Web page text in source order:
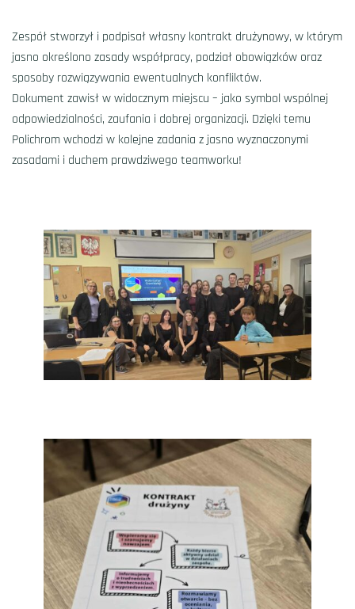
Zespół stworzył i podpisał własny kontrakt drużynowy, w którym
jasno określono zasady współpracy, podział obowiązków oraz
sposoby rozwiązywania ewentualnych konfliktów.
Dokument zawisł w widocznym miejscu – jako symbol wspólnej
odpowiedzialności, zaufania i dobrej organizacji. Dzięki temu
Polichrom wchodzi w kolejne zadania z jasno wyznaczonymi
zasadami i duchem prawdziwego teamworku!